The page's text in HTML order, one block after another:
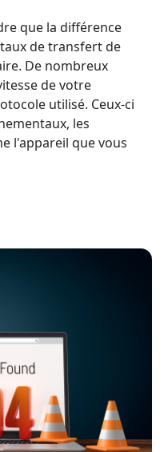
que la différence
de transfert de
De nombreux
de votre
utilisé. Ceux-ci
les
l'appareil que vous